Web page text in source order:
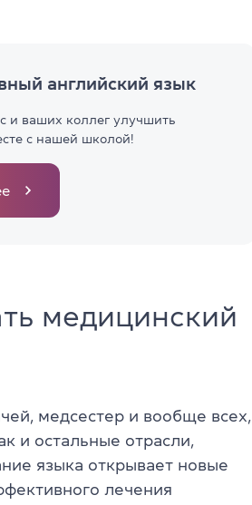
английский язык
и ваших коллег улучшить
с нашей школой!
медицинский
медсестер и вообще всех,
и остальные отрасли,
языка открывает новые
лечения